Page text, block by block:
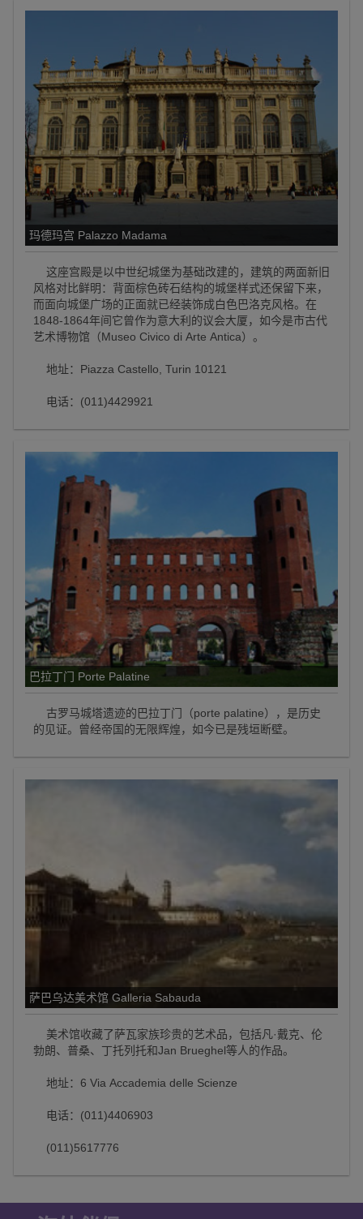
玛德玛宫 Palazzo Madama
这座宫殿是以中世纪城堡为基础改建的，建筑的两面新旧
风格对比鲜明：背面棕色砖石结构的城堡样式还保留下来，
而面向城堡广场的正面就已经装饰成白色巴洛克风格。在
1848-1864年间它曾作为意大利的议会大厦，如今是市古代
艺术博物馆（Museo Civico di Arte Antica）。
地址：Piazza Castello, Turin 10121
电话：(011)4429921
巴拉丁门 Porte Palatine
古罗马城塔遗迹的巴拉丁门（porte palatine），是历史
的见证。曾经帝国的无限辉煌，如今已是残垣断壁。
萨巴乌达美术馆 Galleria Sabauda
美术馆收藏了萨瓦家族珍贵的艺术品，包括凡·戴克、伦
勃朗、普桑、丁托列托和Jan Brueghel等人的作品。
地址：6 Via Accademia delle Scienze
电话：(011)4406903
(011)5617776